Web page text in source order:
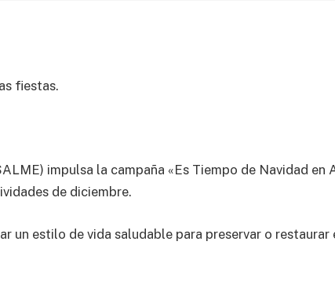
fiestas.
impulsa la campaña «Es Tiempo de Navidad en
de diciembre.
un estilo de vida saludable para preservar o